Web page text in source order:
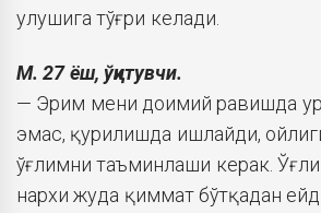
улушига тўғри келади.
М. 27 ёш, ўқитувчи.
— Эрим мени доимий равишда
эмас, қурилишда ишлайди,
ўғлимни таъминлаши керак.
нархи жуда қиммат бўтқадан